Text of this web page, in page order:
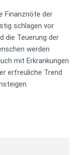
Finanznöte der
schlagen vor
die Teuerung der
werden
mit Erkrankungen
erfreuliche Trend